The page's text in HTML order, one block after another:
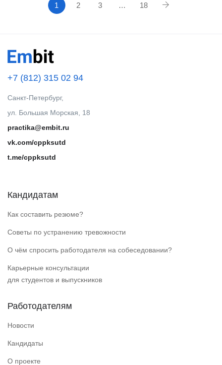
1 2 3 … 18
+7 (812) 315 02 94
Санкт-Петербург,
ул. Большая Морская, 18
practika@embit.ru
vk.com/cppksutd
t.me/cppksutd
Кандидатам
Как составить резюме?
Советы по устранению тревожности
О чём спросить работодателя на собеседовании?
Карьерные консультации
для студентов и выпускников
Работодателям
Новости
Кандидаты
О проекте